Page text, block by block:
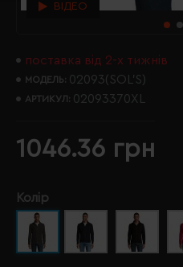
ВІДЕО
поставка від 2-х тижнів
МОДЕЛЬ: 02093(SOL’S)
АРТИКУЛ: 02093370XL
1046.36 грн
Колір